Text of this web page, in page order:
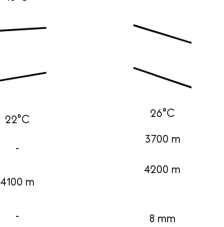
22°C
-
4100 m
-
26°C
3700 m
4200 m
8 mm